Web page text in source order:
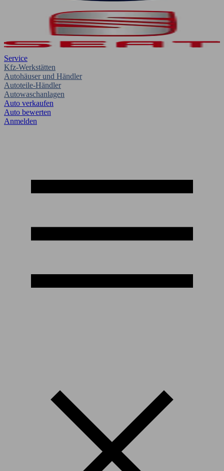
Service
Kfz-Werkstätten
Autohäuser und Händler
Autoteile-Händler
Autowaschanlagen
Auto verkaufen
Auto bewerten
Anmelden